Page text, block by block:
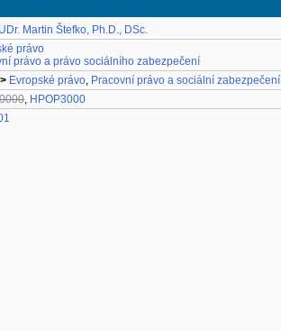
Martin Štefko, Ph.D., DSc.
právo
právo a právo sociálního zabezpečení
> Evropské právo, Pracovní právo a sociální zabezpečení
, HPOP3000